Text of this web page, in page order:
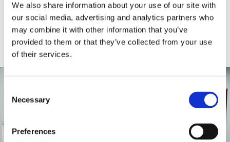
We also share information about your use of our site with
our social media, advertising and analytics partners who
may combine it with other information that you’ve
provided to them or that they’ve collected from your use
of their services.
s
Necessary
Preferences